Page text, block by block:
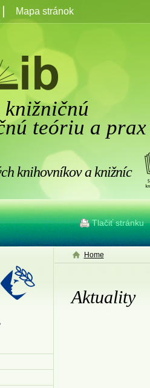
teóriu a prax
knihovníkov a knižníc
Tlačiť stránku
Mapa stránok
Home
Aktuality